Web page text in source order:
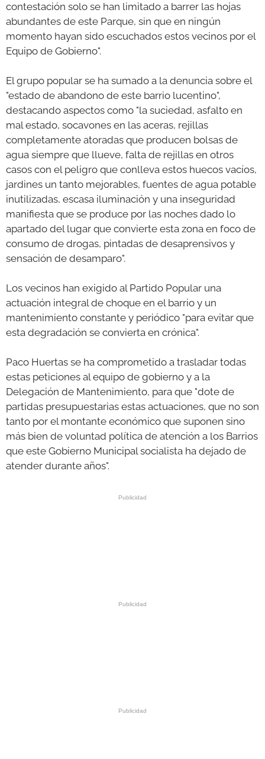
contestación solo se han limitado a barrer las hojas
abundantes de este Parque, sin que en ningún
momento hayan sido escuchados estos vecinos por el
Equipo de Gobierno".
El grupo popular se ha sumado a la denuncia sobre el
"estado de abandono de este barrio lucentino",
destacando aspectos como "la suciedad, asfalto en
mal estado, socavones en las aceras, rejillas
completamente atoradas que producen bolsas de
agua siempre que llueve, falta de rejillas en otros
casos con el peligro que conlleva estos huecos vacíos,
jardines un tanto mejorables, fuentes de agua potable
inutilizadas, escasa iluminación y una inseguridad
manifiesta que se produce por las noches dado lo
apartado del lugar que convierte esta zona en foco de
consumo de drogas, pintadas de desaprensivos y
sensación de desamparo".
Los vecinos han exigido al Partido Popular una
actuación integral de choque en el barrio y un
mantenimiento constante y periódico "para evitar que
esta degradación se convierta en crónica".
Paco Huertas se ha comprometido a trasladar todas
estas peticiones al equipo de gobierno y a la
Delegación de Mantenimiento, para que "dote de
partidas presupuestarias estas actuaciones, que no son
tanto por el montante económico que suponen sino
más bien de voluntad política de atención a los Barrios
que este Gobierno Municipal socialista ha dejado de
atender durante años".